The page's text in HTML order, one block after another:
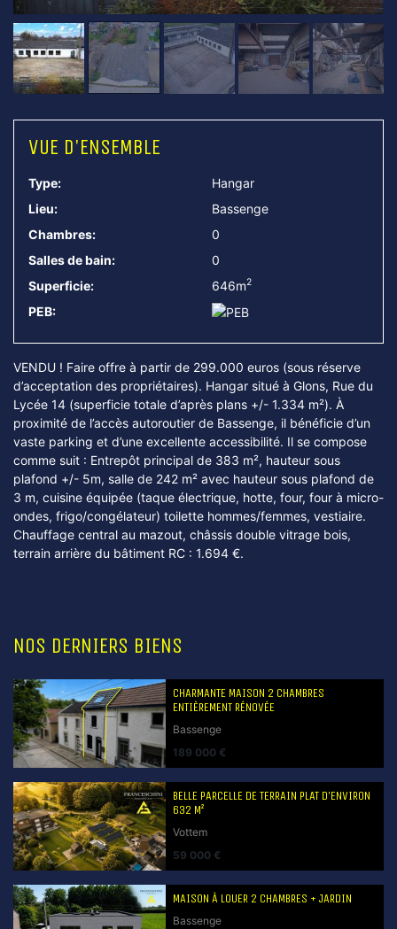
VUE D'ENSEMBLE
Type:
Hangar
Lieu:
Bassenge
Chambres:
0
Salles de bain:
0
Superficie:
646m2
PEB:
VENDU ! Faire offre à partir de 299.000 euros (sous réserve
d’acceptation des propriétaires). Hangar situé à Glons, Rue du
Lycée 14 (superficie totale d’après plans +/- 1.334 m²). À
proximité de l’accès autoroutier de Bassenge, il bénéficie d’un
vaste parking et d’une excellente accessibilité. Il se compose
comme suit : Entrepôt principal de 383 m², hauteur sous
plafond +/- 5m, salle de 242 m² avec hauteur sous plafond de
3 m, cuisine équipée (taque électrique, hotte, four, four à micro-
ondes, frigo/congélateur) toilette hommes/femmes, vestiaire.
Chauffage central au mazout, châssis double vitrage bois,
terrain arrière du bâtiment RC : 1.694 €.
NOS DERNIERS BIENS
CHARMANTE MAISON 2 CHAMBRES
ENTIÈREMENT RÉNOVÉE
Bassenge
189 000 €
BELLE PARCELLE DE TERRAIN PLAT D’ENVIRON
632 M²
Vottem
59 000 €
MAISON À LOUER 2 CHAMBRES + JARDIN
Bassenge